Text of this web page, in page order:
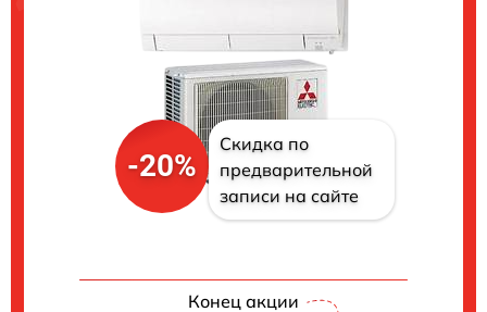
-20%
Скидка по
предварительной
записи на сайте
Конец акции